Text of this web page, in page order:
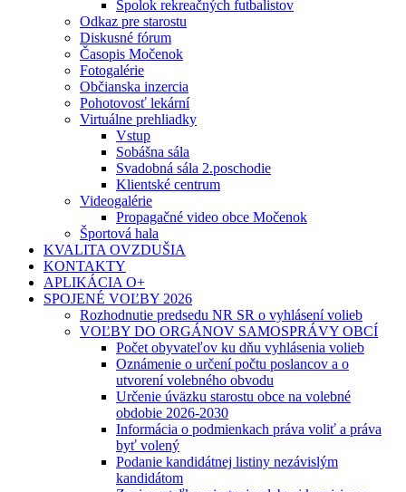
Spolok rekreačných futbalistov
Odkaz pre starostu
Diskusné fórum
Časopis Močenok
Fotogalérie
Občianska inzercia
Pohotovosť lekární
Virtuálne prehliadky
Vstup
Sobášna sála
Svadobná sála 2.poschodie
Klientské centrum
Videogalérie
Propagačné video obce Močenok
Športová hala
KVALITA OVZDUŠIA
KONTAKTY
APLIKÁCIA O+
SPOJENÉ VOĽBY 2026
Rozhodnutie predsedu NR SR o vyhlásení volieb
VOĽBY DO ORGÁNOV SAMOSPRÁVY OBCÍ
Počet obyvateľov ku dňu vyhlásenia volieb
Oznámenie o určení počtu poslancov a o
utvorení volebného obvodu
Určenie úväzku starostu obce na volebné
obdobie 2026-2030
Informácia o podmienkach práva voliť a práva
byť volený
Podanie kandidátnej listiny nezávislým
kandidátom